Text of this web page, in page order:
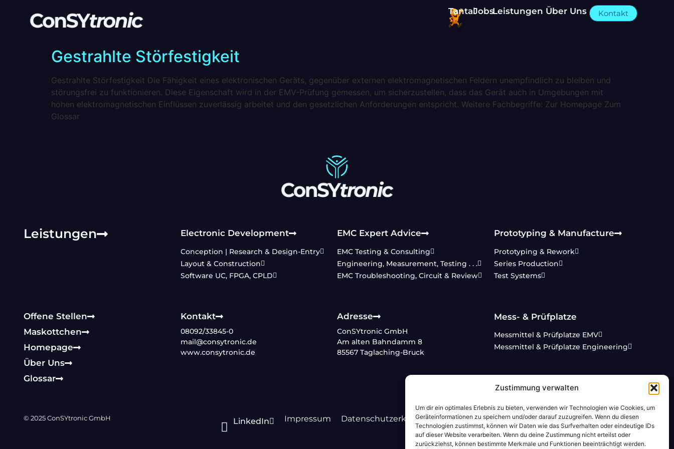
Zustimmung verwalten
Um dir ein optimales Erlebnis zu bieten, verwenden wir Technologien wie Cookies, um
Geräteinformationen zu speichern und/oder darauf zuzugreifen. Wenn du diesen
Technologien zustimmst, können wir Daten wie das Surfverhalten oder eindeutige IDs
auf dieser Website verarbeiten. Wenn du deine Zustimmung nicht erteilst oder
zurückziehst, können bestimmte Merkmale und Funktionen beeinträchtigt werden.
TantalJobsLeistungen Über Uns Kontakt
Gestrahlte Störfestigkeit
Gestrahlte Störfestigkeit Die Fähigkeit eines elektronischen Geräts, gegenüber externen elektromagnetischen Feldern unempfindlich zu bleiben und
störungsfrei zu funktionieren. Diese Eigenschaft wird in der EMV-Prüfung gemessen, um sicherzustellen, dass das Gerät auch in Umgebungen mit
hohen elektromagnetischen Einflüssen zuverlässig arbeitet und den gesetzlichen Anforderungen entspricht. Weitere Fachbegriffe: Zur Homepage Zum
Glossar
Leistungen Electronic Development
Conception | Research & Design-Entry
Layout & Construction
Software UC, FPGA, CPLD
EMC Expert Advice
EMC Testing & Consulting
Engineering, Measurement, Testing . . .
EMC Troubleshooting, Circuit & Review
Prototyping & Manufacture
Prototyping & Rework
Series Production
Test Systems
Offene Stellen
Maskottchen
Homepage
Über Uns
Glossar
Kontakt
08092/33845-0
mail@consytronic.de
www.consytronic.de
Adresse
ConSYtronic GmbH
Am alten Bahndamm 8
85567 Taglaching-Bruck
Mess- & Prüfplatze
Messmittel & Prüfplatze EMV
Messmittel & Prüfplatze Engineering
© 2025 ConSYtronic GmbH LinkedIn Impressum Datenschutzerklärung Webdesign von Benno Zacherl - Marketing